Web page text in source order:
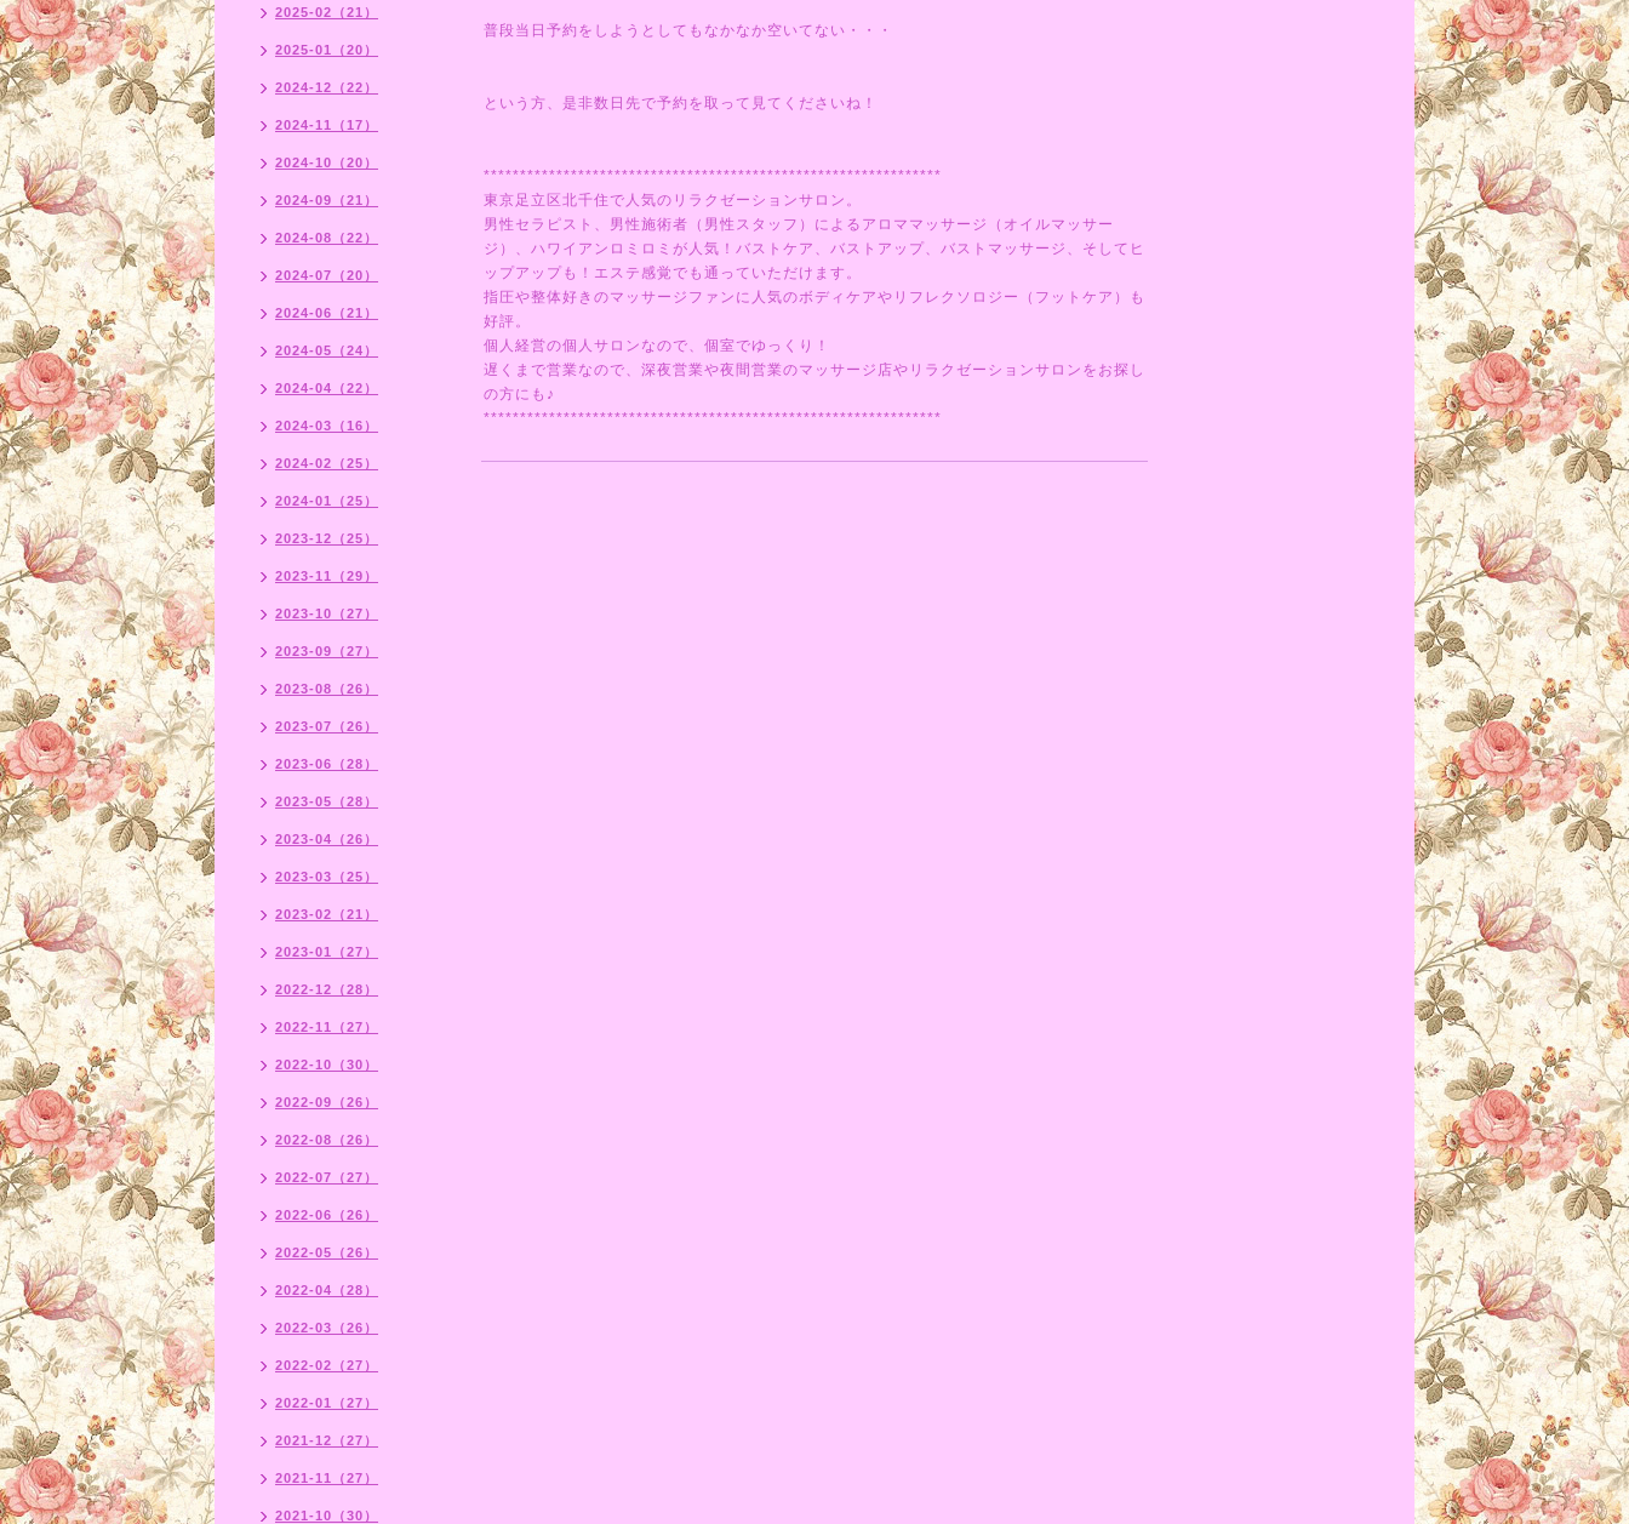
普段当日予約をしようとしてもなかなか空いてない・・・
という方、是非数日先で予約を取って見てくださいね！
***************************************************************
東京足立区北千住で人気のリラクゼーションサロン。
男性セラピスト、男性施術者（男性スタッフ）によるアロママッサージ（オイルマッサー
ジ）、ハワイアンロミロミが人気！バストケア、バストアップ、バストマッサージ、そしてヒ
ップアップも！エステ感覚でも通っていただけます。
指圧や整体好きのマッサージファンに人気のボディケアやリフレクソロジー（フットケア）も
好評。
個人経営の個人サロンなので、個室でゆっくり！
遅くまで営業なので、深夜営業や夜間営業のマッサージ店やリラクゼーションサロンをお探し
の方にも♪
***************************************************************
2025-02（21）
2025-01（20）
2024-12（22）
2024-11（17）
2024-10（20）
2024-09（21）
2024-08（22）
2024-07（20）
2024-06（21）
2024-05（24）
2024-04（22）
2024-03（16）
2024-02（25）
2024-01（25）
2023-12（25）
2023-11（29）
2023-10（27）
2023-09（27）
2023-08（26）
2023-07（26）
2023-06（28）
2023-05（28）
2023-04（26）
2023-03（25）
2023-02（21）
2023-01（27）
2022-12（28）
2022-11（27）
2022-10（30）
2022-09（26）
2022-08（26）
2022-07（27）
2022-06（26）
2022-05（26）
2022-04（28）
2022-03（26）
2022-02（27）
2022-01（27）
2021-12（27）
2021-11（27）
2021-10（30）